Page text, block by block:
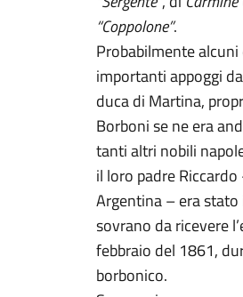
“Coppolone”.
Probabilmente
importanti appoggi
duca di Martina,
Borboni se ne era
tanti altri nobili
il loro padre
Argentina – era
sovrano da ricevere
febbraio del 1861,
borbonico.